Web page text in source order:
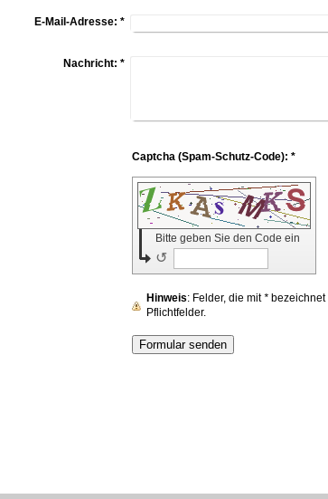
E-Mail-Adresse: *
Nachricht: *
Captcha (Spam-Schutz-Code): *
Bitte geben Sie den Code ein
↺
Hinweis : Felder, die mit* bezeichnet
Pflichtfelder.